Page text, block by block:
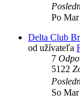
Po
Delta Club
od užívateľa
7
5122
So